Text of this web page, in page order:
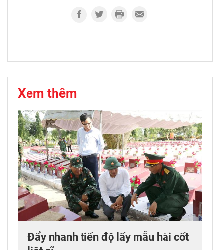
Xem thêm
Đẩy nhanh tiến độ lấy mẫu hài cốt